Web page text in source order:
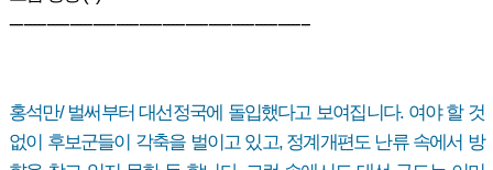
-----------------------------------------------------------------
홍석만/ 벌써부터 대선정국에 돌입했다고 보여집니다. 여야 할 것
없이 후보군들이 각축을 벌이고 있고, 정계개편도 난류 속에서 방